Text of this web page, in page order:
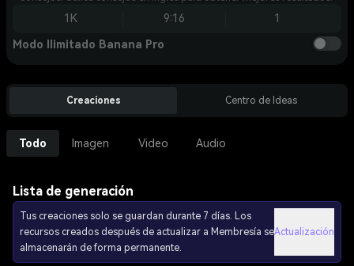
1K 9:16 1
Modo Ilimitado Banana Pro
Creaciones Centro de Ideas
Todo Imagen Video Audio
Lista de generación
Tus creaciones solo se guardan durante 7 días. Los
recursos creados después de actualizar a Membresía se
almacenarán de forma permanente.
Actualización